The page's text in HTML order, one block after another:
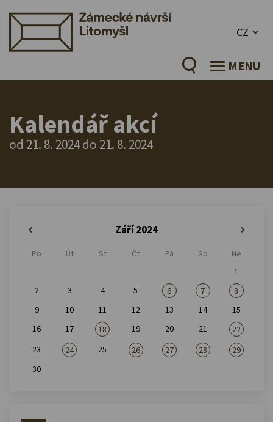
CZ
MENU
Kalendář akcí
od 21. 8. 2024 do 21. 8. 2024
Září 2024
Po Út St Čt Pá So
Ne
1
2
3 4 5 6 7
8
9
10 11 12 13 14
15
16
17 18 19 20 21
22
23
24 25 26 27 28
29
30